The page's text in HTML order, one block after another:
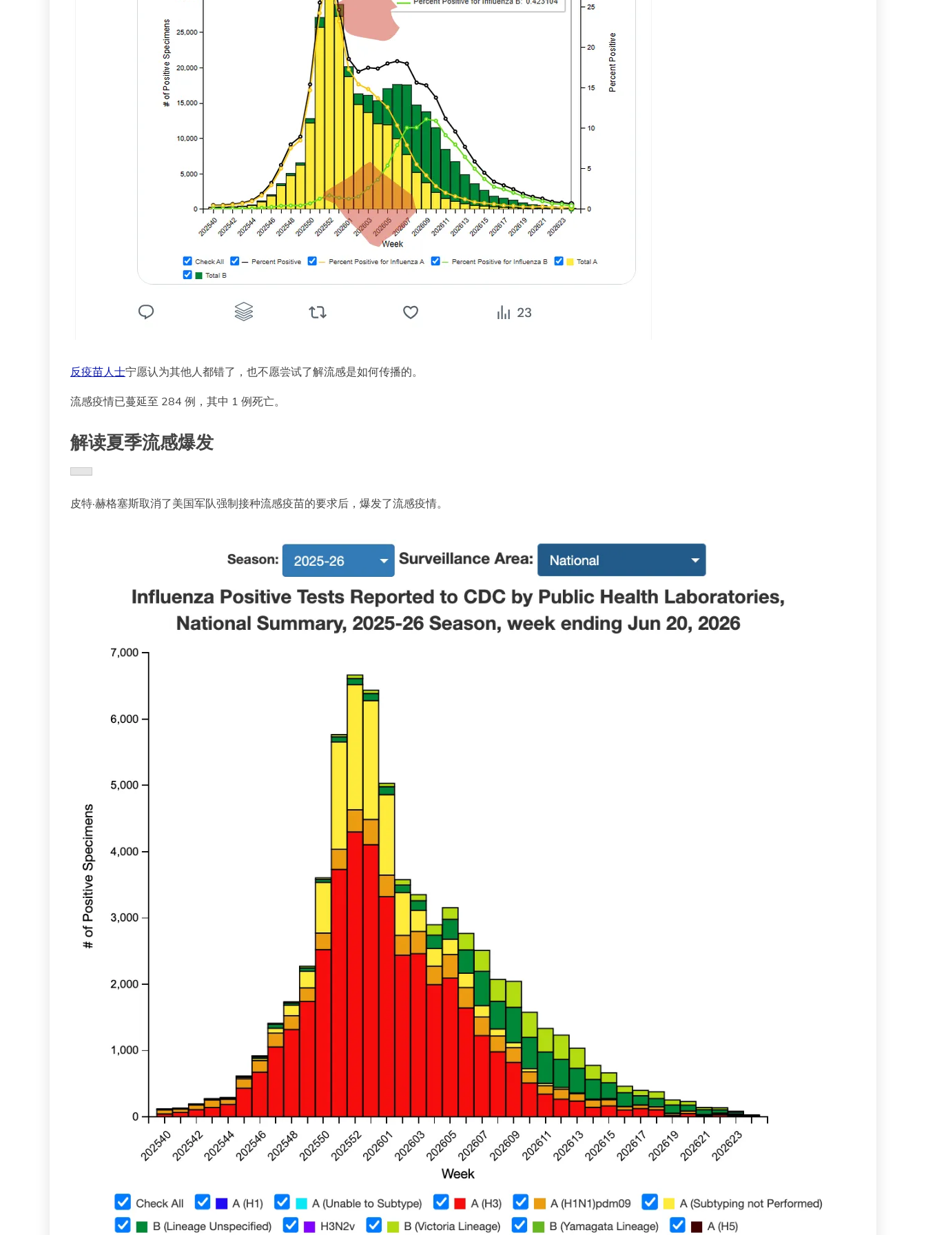
反疫苗人士宁愿认为其他人都错了，也不愿尝试了解流感是如何传播的。
流感疫情已蔓延至 284 例，其中 1 例死亡。
解读夏季流感爆发
皮特·赫格塞斯取消了美国军队强制接种流感疫苗的要求后，爆发了流感疫情。